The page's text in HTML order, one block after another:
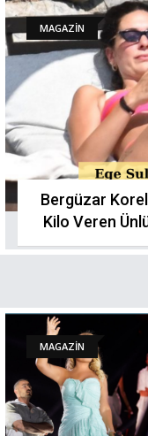
MAGAZİN
Bergüzar
Kilo Veren
MAGAZİN